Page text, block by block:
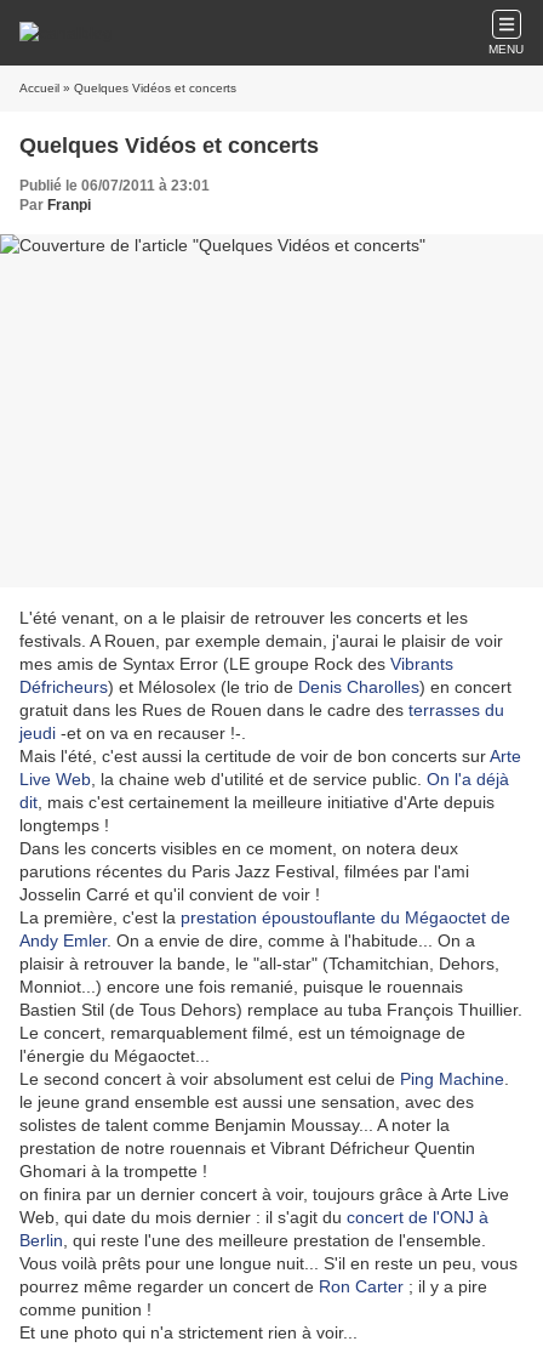
MENU
Accueil » Quelques Vidéos et concerts
Quelques Vidéos et concerts
Publié le 06/07/2011 à 23:01
Par Franpi
L'été venant, on a le plaisir de retrouver les concerts et les
festivals. A Rouen, par exemple demain, j'aurai le plaisir de voir
mes amis de Syntax Error (LE groupe Rock des Vibrants
Défricheurs) et Mélosolex (le trio de Denis Charolles) en concert
gratuit dans les Rues de Rouen dans le cadre des terrasses du
jeudi -et on va en recauser !-.
Mais l'été, c'est aussi la certitude de voir de bon concerts surArte
Live Web , la chaine web d'utilité et de service public. On l'a déjà
dit , mais c'est certainement la meilleure initiative d'Arte depuis
longtemps !
Dans les concerts visibles en ce moment, on notera deux
parutions récentes du Paris Jazz Festival, filmées par l'ami
Josselin Carré et qu'il convient de voir !
La première, c'est la prestation époustouflante du Mégaoctet de
Andy Emler. On a envie de dire, comme à l'habitude... On a
plaisir à retrouver la bande, le "all-star" (Tchamitchian, Dehors,
Monniot...) encore une fois remanié, puisque le rouennais
Bastien Stil (de Tous Dehors) remplace au tuba François Thuillier.
Le concert, remarquablement filmé, est un témoignage de
l'énergie du Mégaoctet...
Le second concert à voir absolument est celui de Ping Machine
le jeune grand ensemble est aussi une sensation, avec des
solistes de talent comme Benjamin Moussay... A noter la
prestation de notre rouennais et Vibrant Défricheur Quentin
Ghomari à la trompette !
on finira par un dernier concert à voir, toujours grâce à Arte Live
Web, qui date du mois dernier : il s'agit du concert de l'ONJ à
Berlin , qui reste l'une des meilleure prestation de l'ensemble.
Vous voilà prêts pour une longue nuit... S'il en reste un peu, vous
pourrez même regarder un concert de Ron Carter ; il y a pire
comme punition !
Et une photo qui n'a strictement rien à voir...